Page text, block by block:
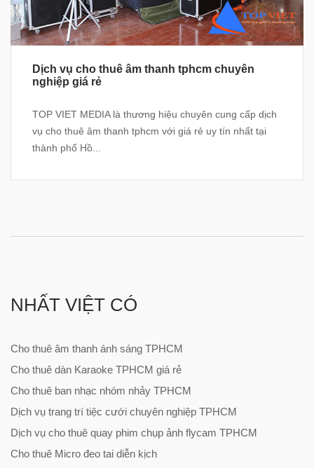
Dịch vụ cho thuê âm thanh tphcm chuyên
nghiệp giá rẻ
TOP VIET MEDIA là thương hiệu chuyên cung cấp dịch
vụ cho thuê âm thanh tphcm với giá rẻ uy tín nhất tại
thành phố Hồ...
NHẤT VIỆT CÓ
Cho thuê âm thanh ánh sáng TPHCM
Cho thuê dàn Karaoke TPHCM giá rẻ
Cho thuê ban nhạc nhóm nhảy TPHCM
Dịch vụ trang trí tiệc cưới chuyên nghiệp TPHCM
Dịch vụ cho thuê quay phim chụp ảnh flycam TPHCM
Cho thuê Micro đeo tai diễn kịch